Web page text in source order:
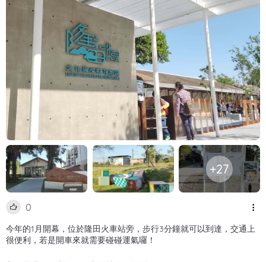
+27
0
今年的1月開幕，位於隆田火車站旁，步行3分鐘就可以到達，交通上
很便利，若是開車來就需要碰碰運氣囉！